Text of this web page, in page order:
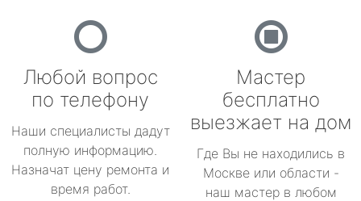
Любой вопрос
по телефону
Наши специалисты дадут
полную информацию.
Назначат цену ремонта и
время работ.
Мастер
бесплатно
выезжает на дом
Где Вы не находились в
Москве или области -
наш мастер в любом